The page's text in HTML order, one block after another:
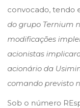
convocado, tendo
do grupo Ternium
modificações
acionistas
acionário da
comando previsto
Sob o número